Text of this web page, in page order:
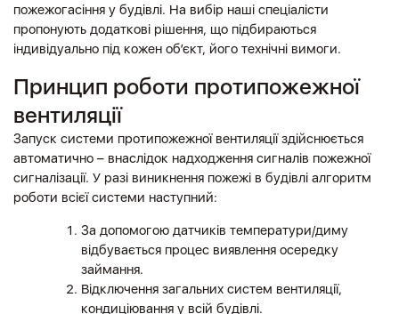
пожежогасіння у будівлі. На вибір наші спеціалісти
пропонують додаткові рішення, що підбираються
індивідуально під кожен об’єкт, його технічні вимоги.
Принцип роботи протипожежної
вентиляції
Запуск системи протипожежної вентиляції здійснюється
автоматично – внаслідок надходження сигналів пожежної
сигналізації. У разі виникнення пожежі в будівлі алгоритм
роботи всієї системи наступний:
За допомогою датчиків температури/диму
відбувається процес виявлення осередку
займання.
Відключення загальних систем вентиляції,
кондиціювання у всій будівлі.